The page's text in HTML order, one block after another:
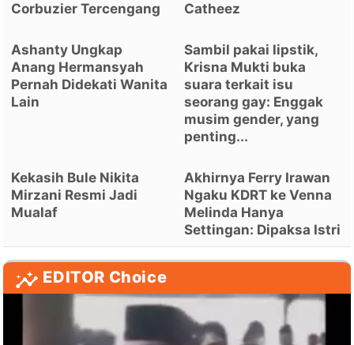
Corbuzier Tercengang
Catheez
Ashanty Ungkap
Anang Hermansyah
Pernah Didekati Wanita
Lain
Sambil pakai lipstik,
Krisna Mukti buka
suara terkait isu
seorang gay: Enggak
musim gender, yang
penting...
Kekasih Bule Nikita
Mirzani Resmi Jadi
Mualaf
Akhirnya Ferry Irawan
Ngaku KDRT ke Venna
Melinda Hanya
Settingan: Dipaksa Istri
EDITOR Choice